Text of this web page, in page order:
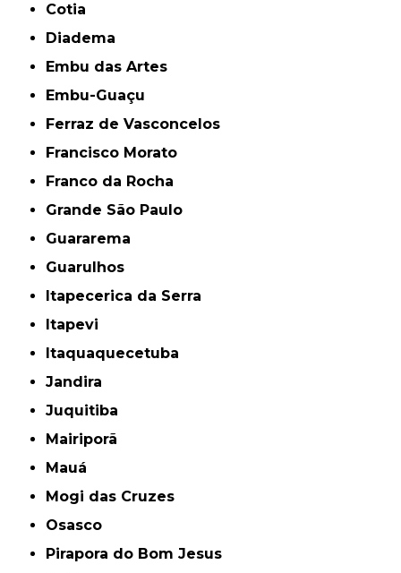
Cotia
Diadema
Embu das Artes
Embu-Guaçu
Ferraz de Vasconcelos
Francisco Morato
Franco da Rocha
Grande São Paulo
Guararema
Guarulhos
Itapecerica da Serra
Itapevi
Itaquaquecetuba
Jandira
Juquitiba
Mairiporã
Mauá
Mogi das Cruzes
Osasco
Pirapora do Bom Jesus